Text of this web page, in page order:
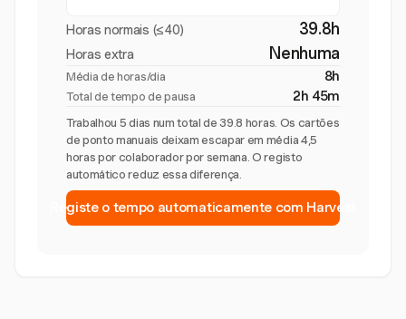
Horas normais (≤40) 39.8h
Horas extra Nenhuma
Média de horas/dia 8h
Total de tempo de pausa 2h 45m
Trabalhou 5 dias num total de 39.8 horas. Os cartões
de ponto manuais deixam escapar em média 4,5
horas por colaborador por semana. O registo
automático reduz essa diferença.
Registe o tempo automaticamente com Harvest